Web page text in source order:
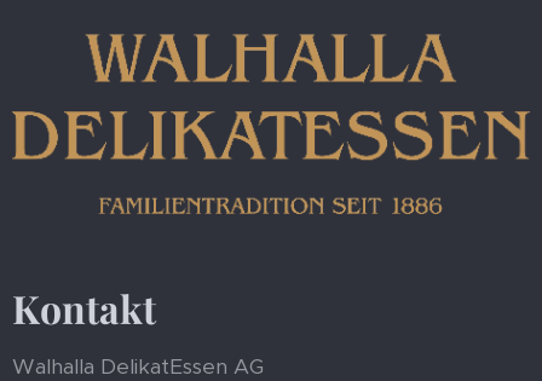
Kontakt
Walhalla DelikatEssen AG